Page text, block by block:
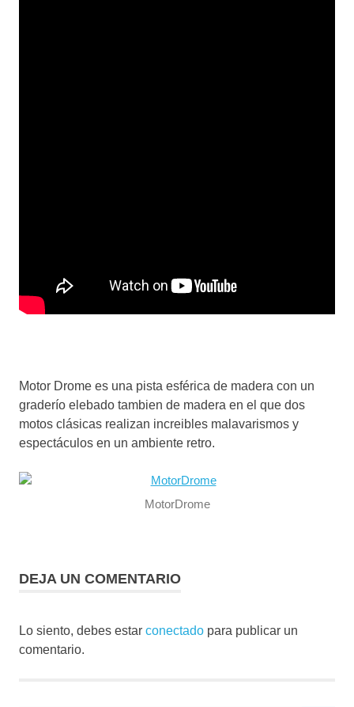
Motor Drome es una pista esférica de madera con un
graderío elebado tambien de madera en el que dos
motos clásicas realizan increibles malavarismos y
espectáculos en un ambiente retro.
MotorDrome
DEJA UN COMENTARIO
Lo siento, debes estar conectado para publicar un
comentario.